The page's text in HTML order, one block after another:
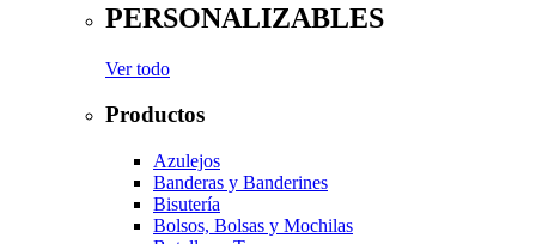
PERSONALIZABLES
Ver todo
Productos
Azulejos
Banderas y Banderines
Bisutería
Bolsos, Bolsas y Mochilas